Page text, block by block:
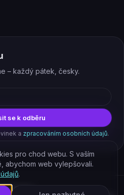
– každý pátek, česky.
se k odběru
a zpracováním osobních údajů.
vyhrazena.
pro chod webu. S vaším
abychom web vylepšovali.
.